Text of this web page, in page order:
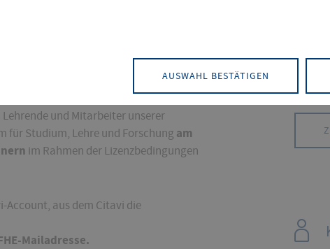
sammeln, bearbeiten und
in eigene Dokumente
sind aus Citavi durchsuchbar.
und Mitarbeiter unserer
für Studium, Lehre und Forschung am
im Rahmen der Lizenzbedingungen
Account, aus dem Citavi die
Mailadresse.
Das
und
AUSWAHL BESTÄTIGEN